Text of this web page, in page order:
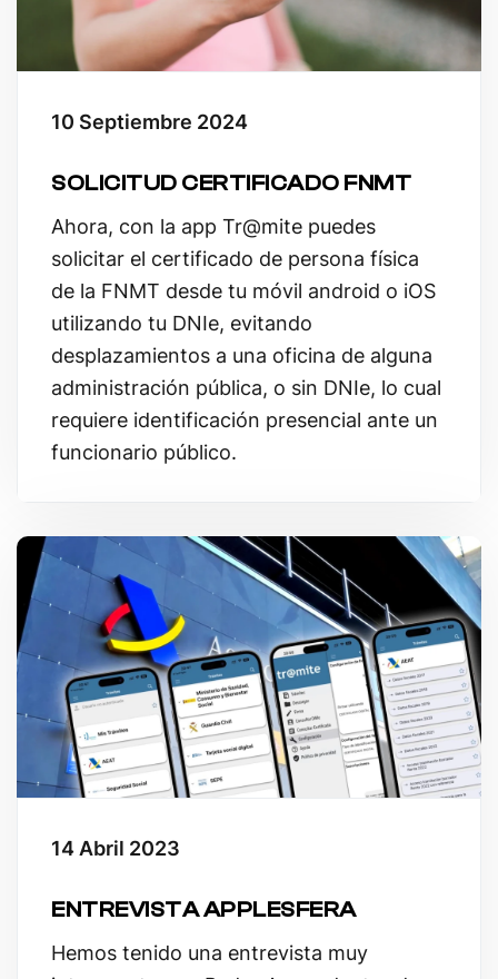
SOLICITUD CERTIFICADO FNMT
10 Septiembre 2024
Ahora, con la app Tr@mite puedes
solicitar el certificado de persona física
de la FNMT desde tu móvil android o iOS
utilizando tu DNIe, evitando
desplazamientos a una oficina de alguna
administración pública, o sin DNIe, lo cual
requiere identificación presencial ante un
funcionario público.
ENTREVISTA APPLESFERA
14 Abril 2023
Hemos tenido una entrevista muy